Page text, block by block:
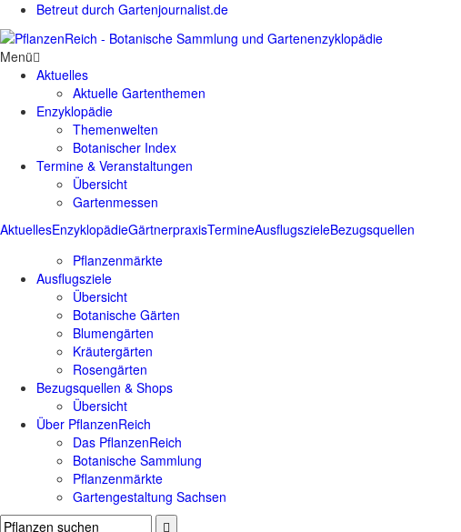
Betreut durch Gartenjournalist.de
AktuellesEnzyklopädieGärtnerpraxisTermineAusflugszieleBezugsquellen
Menü
Aktuelles
Aktuelle Gartenthemen
Enzyklopädie
Themenwelten
Botanischer Index
Termine & Veranstaltungen
Übersicht
Gartenmessen
Pflanzenmärkte
Ausflugsziele
Übersicht
Botanische Gärten
Blumengärten
Kräutergärten
Rosengärten
Bezugsquellen & Shops
Übersicht
Über PflanzenReich
Das PflanzenReich
Botanische Sammlung
Pflanzenmärkte
Gartengestaltung Sachsen